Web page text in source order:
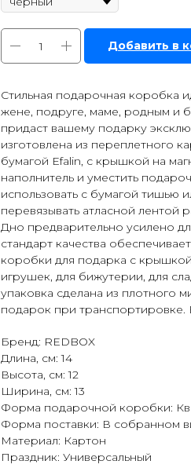
Добавить в
Стильная подарочная коробка
жене, подруге, маме, родным и
придаст вашему подарку
изготовлена из переплетного
бумагой Efalin, с крышкой на
наполнитель и уместить
использовать с бумагой тишью
перевязывать атласной лентой
Дно предварительно усилено
стандарт качества
коробки для подарка с
игрушек, для бижутерии, для
упаковка сделана из плотного
подарок при транспортировке.
Бренд: REDBOX
Длина, см: 14
Высота, см: 12
Ширина, см: 13
Форма подарочной коробки:
Форма поставки: В собранном
Материал: Картон
Праздник: Универсальный